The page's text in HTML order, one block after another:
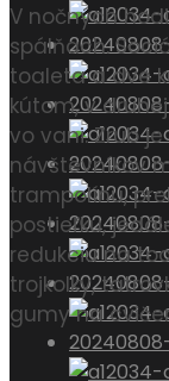
V nočných
spálňach.
toaleta a dve
kútom, v
vo vani. Zrub
návštevníkov
trampolínu,
postieľku,
redukciu na
trojkolky,
gumy na